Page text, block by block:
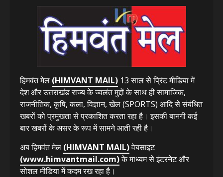
हिमवंत मेल (HIMVANT MAIL) 13 साल से प्रिंट मीडिया में
देश और उत्तराखंड राज्य के ज्वलंत मुद्दों के साथ ही सामाजिक,
राजनीतिक, कृषि, कला, विज्ञान, खेल (SPORTS) आदि से संबंधित
खबरों को प्रमुखता से प्रकाशित करता रहा है। इसकी बानगी कई
बार खबरों के असर के रूप में सामने आती रही है।
अब हिमवंत मेल (HIMVANT MAIL)वेबसाइट
(www.himvantmail.com)के माध्यम से इंटरनेट और
सोशल मीडिया में कदम रख रहा है।